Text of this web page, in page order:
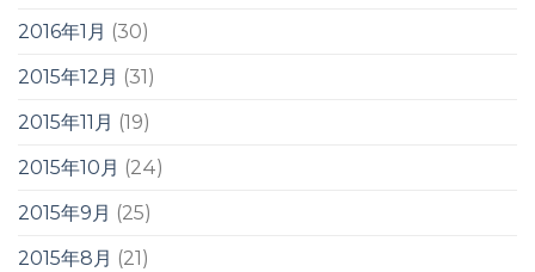
2016年1月 (30)
2015年12月 (31)
2015年11月 (19)
2015年10月 (24)
2015年9月 (25)
2015年8月 (21)